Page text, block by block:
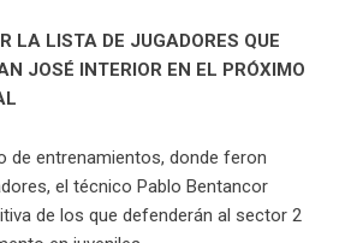
LA LISTA DE JUGADORES QUE
JOSÉ INTERIOR EN EL PRÓXIMO
de entrenamientos, donde feron
el técnico Pablo Bentancor
de los que defenderán al sector 2